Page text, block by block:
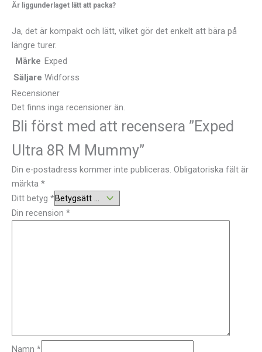
Är liggunderlaget lätt att packa?
Ja, det är kompakt och lätt, vilket gör det enkelt att bära på
längre turer.
Märke Exped
Säljare Widforss
Recensioner
Det finns inga recensioner än.
Bli först med att recensera ”Exped
Ultra 8R M Mummy”
Din e-postadress kommer inte publiceras. Obligatoriska fält är
märkta *
Ditt betyg *
Din recension *
Namn *